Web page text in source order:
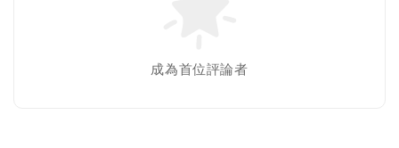
成為首位評論者